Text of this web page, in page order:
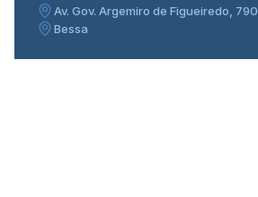
Av. Gov. Argemiro de Figueiredo, 790
Bessa